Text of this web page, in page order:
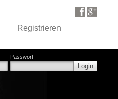
Registrieren
Passwort
Login